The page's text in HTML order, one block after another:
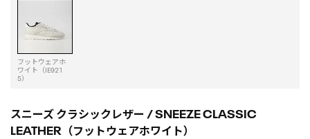
フットウェアホ
ワイト（IE921
5）
スニーズ クラシックレザー / SNEEZE CLASSIC
LEATHER（フットウェアホワイト）